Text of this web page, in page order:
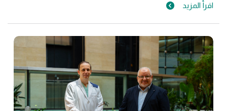
اقرأ المزيد